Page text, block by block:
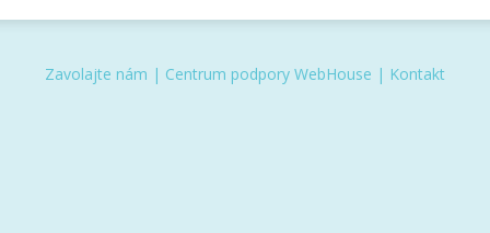
Zavolajte nám | Centrum podpory WebHouse | Kontakt